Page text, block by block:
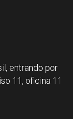
entrando por
11, oficina 11